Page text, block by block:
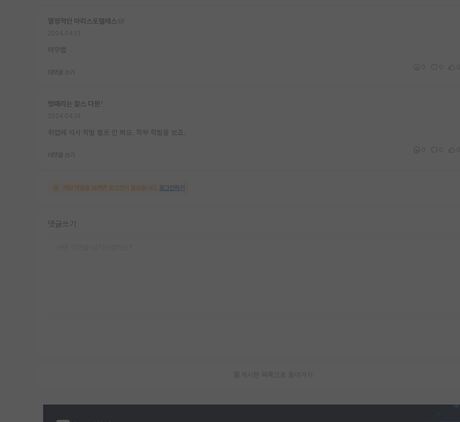
열정적인 아리스토텔레스
아무랩
대댓글 쓰기
멍때리는 찰스 다윈
취업에 석사 학벌 별로 안 봐요. 학부 학벌을 보죠.
대댓글 쓰기
해당 댓글을 보려면 로그인이 필요합니다. 로그인하기
댓글쓰기
게시판 목록으로 돌아가기